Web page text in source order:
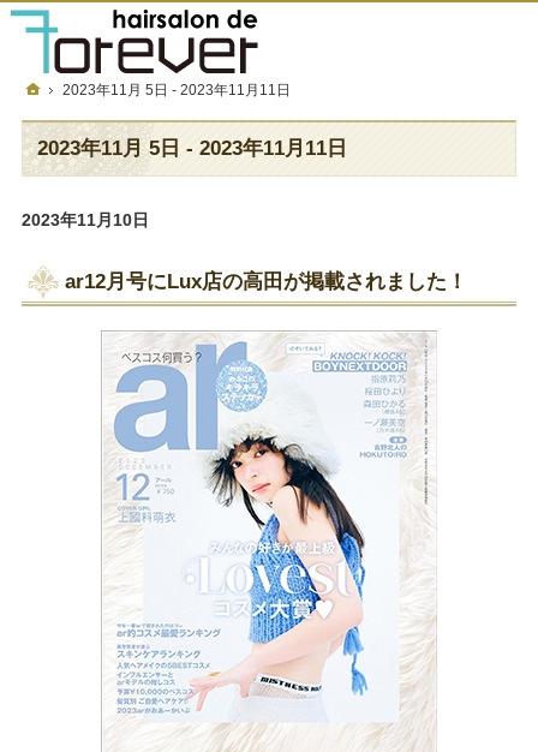
2023年11月 5日 - 2023年11月11日
2023年11月10日
ar12月号にLux店の高田が掲載されました！
フォーエバーについて
メニュー＆金額
店舗一覧
採用情報
ホーム
2023年11月 5日 - 2023年11月11日